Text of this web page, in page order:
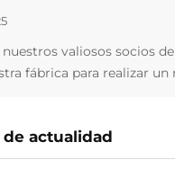
nuestros valiosos socios
fábrica para realizar un
estimulante para
explorar intereses
de actualidad